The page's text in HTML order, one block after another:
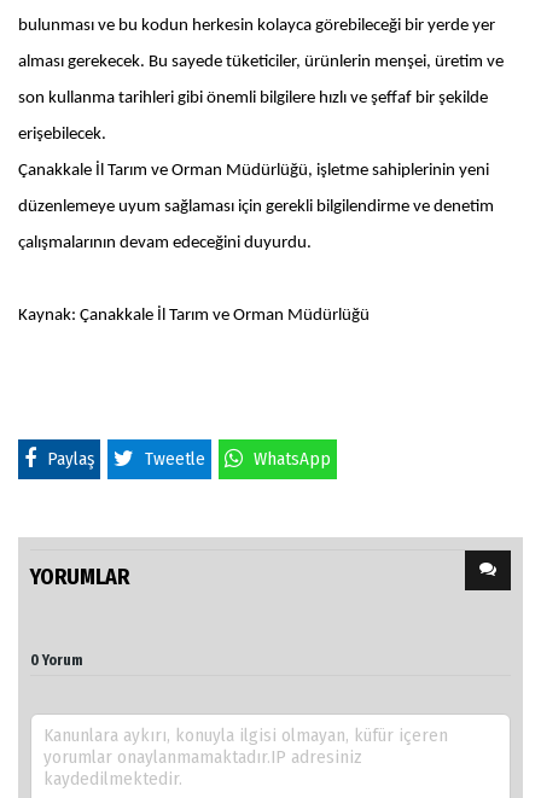
bulunması ve bu kodun herkesin kolayca görebileceği bir yerde yer
alması gerekecek. Bu sayede tüketiciler, ürünlerin menşei, üretim ve
son kullanma tarihleri gibi önemli bilgilere hızlı ve şeffaf bir şekilde
erişebilecek.
Çanakkale İl Tarım ve Orman Müdürlüğü, işletme sahiplerinin yeni
düzenlemeye uyum sağlaması için gerekli bilgilendirme ve denetim
çalışmalarının devam edeceğini duyurdu.
Kaynak: Çanakkale İl Tarım ve Orman Müdürlüğü
Paylaş Tweetle WhatsApp
YORUMLAR
0 Yorum